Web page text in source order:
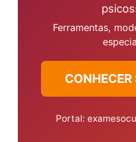
Ferramentas,
Portal: